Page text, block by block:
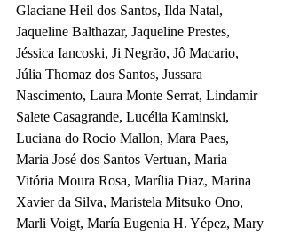
Glaciane Heil dos Santos, Ilda Natal,
Jaqueline Balthazar, Jaqueline Prestes,
Jéssica Iancoski, Ji Negrão, Jô Macario,
Júlia Thomaz dos Santos, Jussara
Nascimento, Laura Monte Serrat, Lindamir
Salete Casagrande, Lucélia Kaminski,
Luciana do Rocio Mallon, Mara Paes,
Maria José dos Santos Vertuan, Maria
Vitória Moura Rosa, Marília Diaz, Marina
Xavier da Silva, Maristela Mitsuko Ono,
Marli Voigt, María Eugenia H. Yépez, Mary